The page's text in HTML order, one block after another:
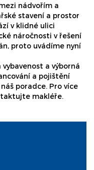
nádvořím a
stavení a prostor
v klidné ulici
náročnosti v řešení
proto uvádíme nyní
a výborná
a pojištění
poradce. Pro více
makléře.